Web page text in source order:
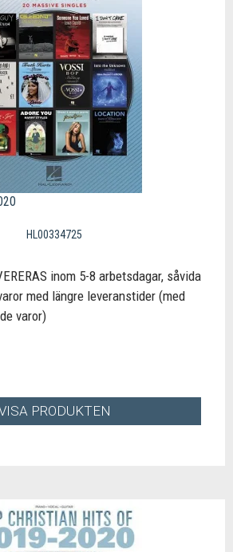
HL00334725
inom 5-8 arbetsdagar, såvida
med längre leveranstider (med
varor)
PRODUKTEN